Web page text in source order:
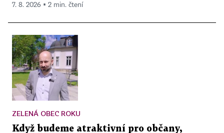
7. 8. 2026 ▪ 2 min. čtení
ZELENÁ OBEC ROKU
Když budeme atraktivní pro občany,